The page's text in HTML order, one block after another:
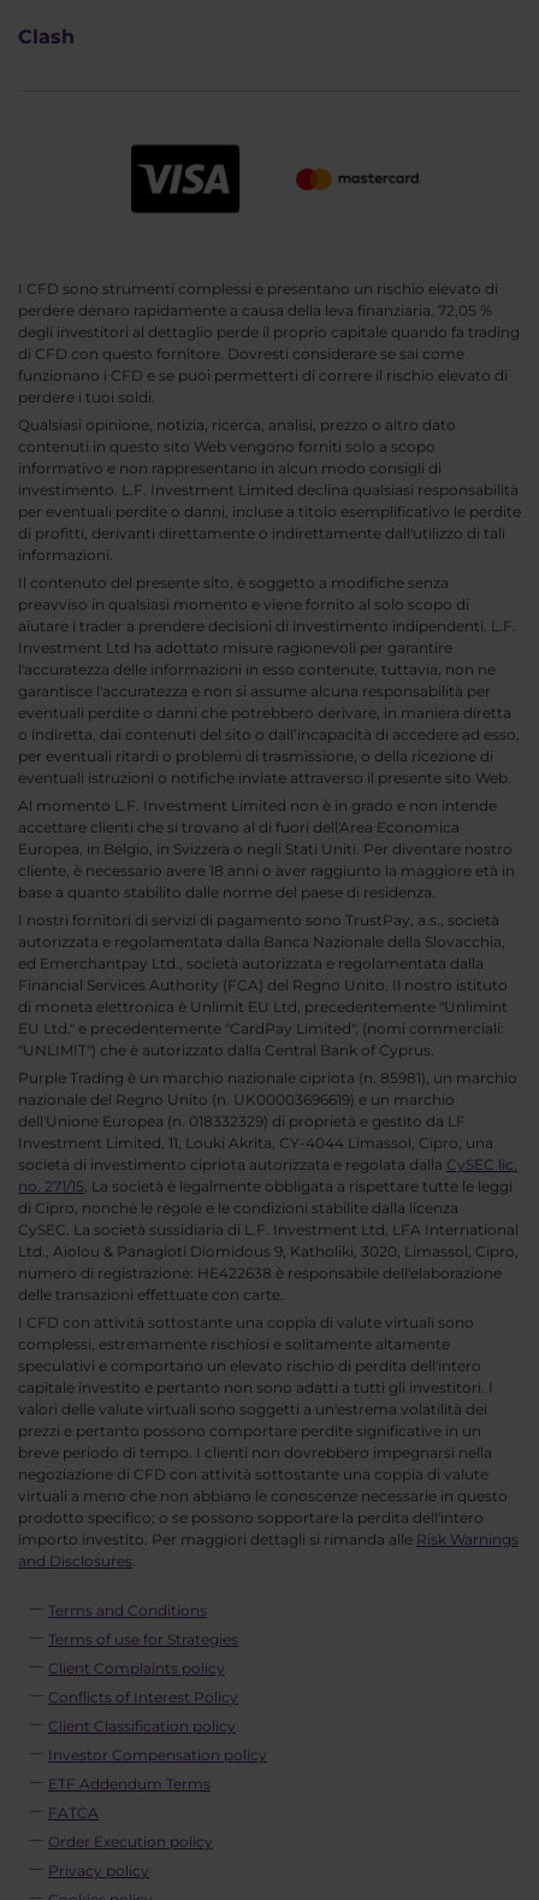
Clash
I CFD sono strumenti complessi e presentano un rischio elevato di
perdere denaro rapidamente a causa della leva finanziaria. 72,05 %
degli investitori al dettaglio perde il proprio capitale quando fa trading
di CFD con questo fornitore. Dovresti considerare se sai come
funzionano i CFD e se puoi permetterti di correre il rischio elevato di
perdere i tuoi soldi.
Qualsiasi opinione, notizia, ricerca, analisi, prezzo o altro dato
contenuti in questo sito Web vengono forniti solo a scopo
informativo e non rappresentano in alcun modo consigli di
investimento. L.F. Investment Limited declina qualsiasi responsabilità
per eventuali perdite o danni, incluse a titolo esemplificativo le perdite
di profitti, derivanti direttamente o indirettamente dall'utilizzo di tali
informazioni.
Il contenuto del presente sito, è soggetto a modifiche senza
preavviso in qualsiasi momento e viene fornito al solo scopo di
aiutare i trader a prendere decisioni di investimento indipendenti. L.F.
Investment Ltd ha adottato misure ragionevoli per garantire
l'accuratezza delle informazioni in esso contenute, tuttavia, non ne
garantisce l'accuratezza e non si assume alcuna responsabilità per
eventuali perdite o danni che potrebbero derivare, in maniera diretta
o indiretta, dai contenuti del sito o dall’incapacità di accedere ad esso,
per eventuali ritardi o problemi di trasmissione, o della ricezione di
eventuali istruzioni o notifiche inviate attraverso il presente sito Web.
Al momento L.F. Investment Limited non è in grado e non intende
accettare clienti che si trovano al di fuori dell'Area Economica
Europea, in Belgio, in Svizzera o negli Stati Uniti. Per diventare nostro
cliente, è necessario avere 18 anni o aver raggiunto la maggiore età in
base a quanto stabilito dalle norme del paese di residenza.
I nostri fornitori di servizi di pagamento sono TrustPay, a.s., società
autorizzata e regolamentata dalla Banca Nazionale della Slovacchia,
ed Emerchantpay Ltd., società autorizzata e regolamentata dalla
Financial Services Authority (FCA) del Regno Unito. Il nostro istituto
di moneta elettronica è Unlimit EU Ltd, precedentemente "Unlimint
EU Ltd." e precedentemente "CardPay Limited", (nomi commerciali:
"UNLIMIT") che è autorizzato dalla Central Bank of Cyprus.
Purple Trading è un marchio nazionale cipriota (n. 85981), un marchio
nazionale del Regno Unito (n. UK00003696619) e un marchio
dell'Unione Europea (n. 018332329) di proprietà e gestito da LF
Investment Limited, 11, Louki Akrita, CY-4044 Limassol, Cipro, una
società di investimento cipriota autorizzata e regolata dalla CySEC lic.
no. 271/15 . La società è legalmente obbligata a rispettare tutte le leggi
di Cipro, nonché le regole e le condizioni stabilite dalla licenza
CySEC. La società sussidiaria di L.F. Investment Ltd, LFA International
Ltd., Aiolou & Panagioti Diomidous 9, Katholiki, 3020, Limassol, Cipro,
numero di registrazione: HE422638 è responsabile dell'elaborazione
delle transazioni effettuate con carte.
I CFD con attività sottostante una coppia di valute virtuali sono
complessi, estremamente rischiosi e solitamente altamente
speculativi e comportano un elevato rischio di perdita dell'intero
capitale investito e pertanto non sono adatti a tutti gli investitori. I
valori delle valute virtuali sono soggetti a un'estrema volatilità dei
prezzi e pertanto possono comportare perdite significative in un
breve periodo di tempo. I clienti non dovrebbero impegnarsi nella
negoziazione di CFD con attività sottostante una coppia di valute
virtuali a meno che non abbiano le conoscenze necessarie in questo
prodotto specifico; o se possono sopportare la perdita dell'intero
importo investito. Per maggiori dettagli si rimanda alle Risk Warnings
and Disclosures
Terms and Conditions
Terms of use for Strategies
Client Complaints policy
Conflicts of Interest Policy
Client Classification policy
Investor Compensation policy
ETF Addendum Terms
FATCA
Order Execution policy
Privacy policy